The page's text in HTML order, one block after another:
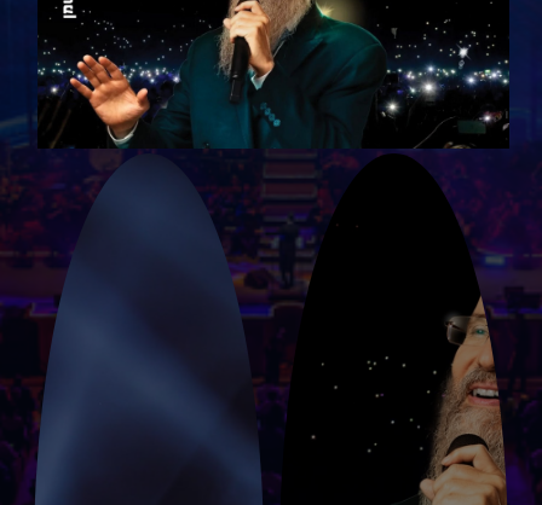
צילום: חיים טויטו, שרולי רוזנברג , אורית פניני, דוד בוארון ,